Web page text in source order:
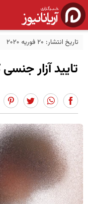
تاریخ انتشار: 20 فوریه 2020
تایید آزار